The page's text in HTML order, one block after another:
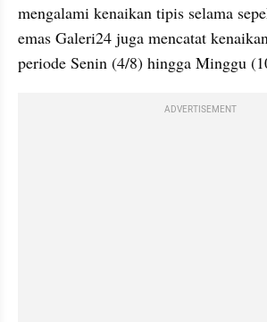
mengalami kenaikan tipis selama
emas Galeri24 juga mencatat
periode Senin (4/8) hingga Minggu
ADVERTISEMENT